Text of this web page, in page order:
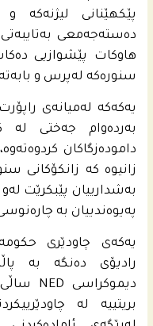
پێكهێنانى لیژنه‌كه‌
ده‌سته‌جه‌معی
هاوكات پێشوازیی
سنوره‌كه‌ له‌پرس و
یه‌كه‌كه‌ له‌میانه‌ى
به‌رده‌وام جه‌ختى له‌
داموده‌زگاكان
زانیوه‌ كه‌ زانكۆكانى
به‌شدارییان پێبكرێت
په‌یوه‌ندییان به‌
یه‌كه‌ى چاودێری
رادیۆی ده‌نگه‌ به‌
بریتییه‌ له‌